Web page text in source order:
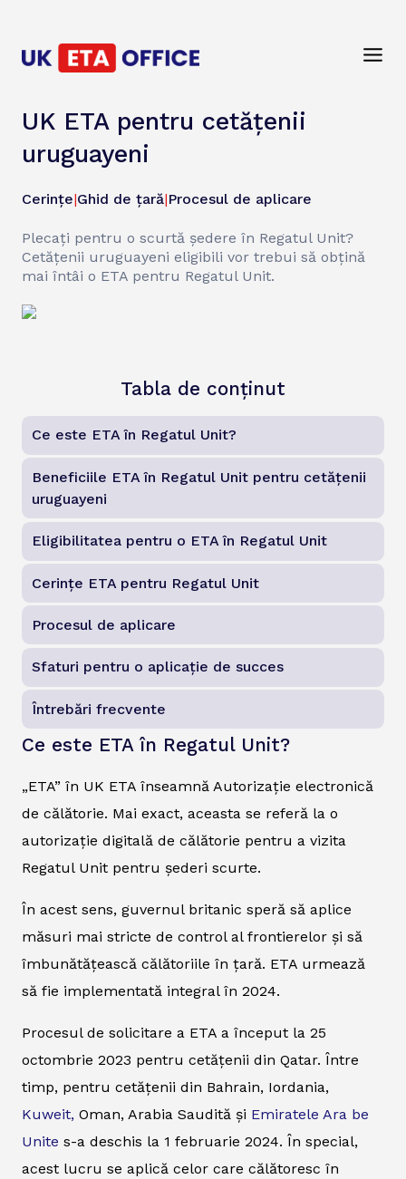
UK ETA pentru cetățenii
uruguayeni
Cerințe|Ghid de țară|Procesul de aplicare
Plecați pentru o scurtă ședere în Regatul Unit?
Cetățenii uruguayeni eligibili vor trebui să obțină
mai întâi o ETA pentru Regatul Unit.
Tabla de conținut
Ce este ETA în Regatul Unit?
Beneficiile ETA în Regatul Unit pentru cetățenii
uruguayeni
Eligibilitatea pentru o ETA în Regatul Unit
Cerințe ETA pentru Regatul Unit
Procesul de aplicare
Sfaturi pentru o aplicație de succes
Întrebări frecvente
Ce este ETA în Regatul Unit?
„ETA” în UK ETA înseamnă Autorizație electronică
de călătorie. Mai exact, aceasta se referă la o
autorizație digitală de călătorie pentru a vizita
Regatul Unit pentru șederi scurte.
În acest sens, guvernul britanic speră să aplice
măsuri mai stricte de control al frontierelor și să
îmbunătățească călătoriile în țară. ETA urmează
să fie implementată integral în 2024.
Procesul de solicitare a ETA a început la 25
octombrie 2023 pentru cetățenii din Qatar. Între
timp, pentru cetățenii din Bahrain, Iordania,
Kuweit, Oman, Arabia Saudită și Emiratele Ara be
Unite s-a deschis la 1 februarie 2024. În special,
acest lucru se aplică celor care călătoresc în